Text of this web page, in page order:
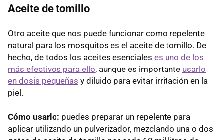
Aceite de tomillo
Otro aceite que nos puede funcionar como repelente
natural para los mosquitos es el aceite de tomillo. De
hecho, de todos los aceites esenciales es uno de los
más efectivos para ello, aunque es importante usarlo
en dosis pequeñas y diluido para evitar irritación en la
piel.
Cómo usarlo: puedes preparar un repelente para
aplicar utilizando un pulverizador, mezclando una o dos